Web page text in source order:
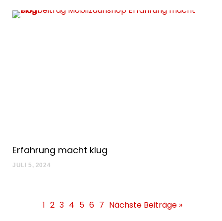
Erfahrung macht klug
JULI 5, 2024
1 2 3 4 5 6 7 Nächste Beiträge »